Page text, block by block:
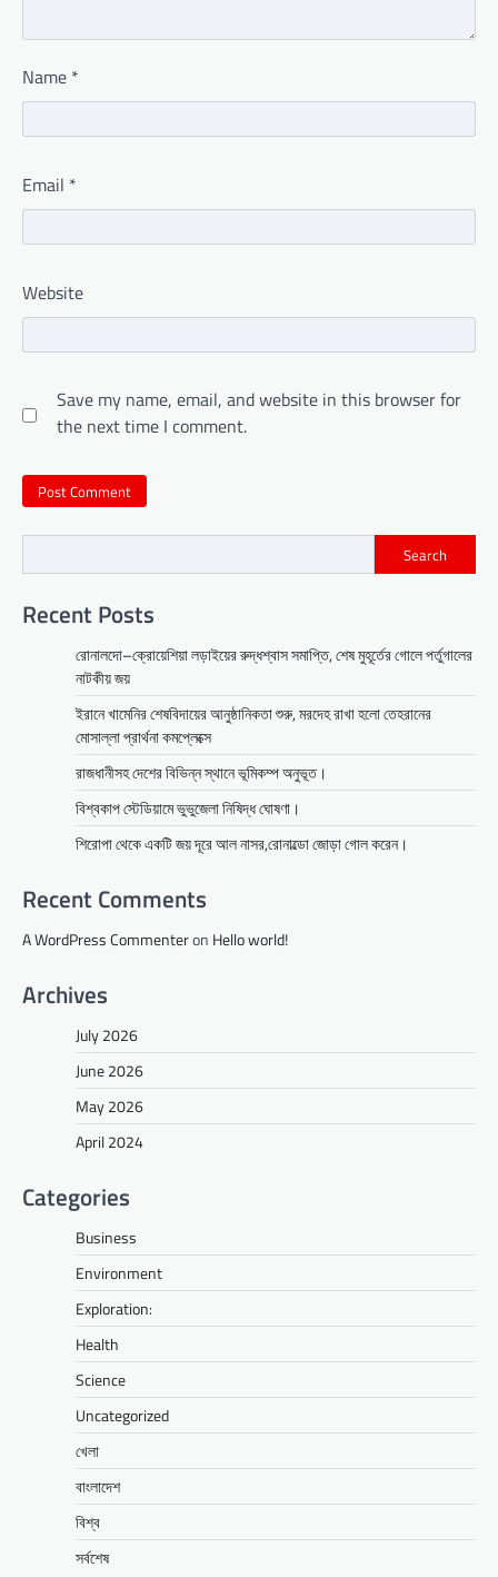
Name *
Email *
Website
Save my name, email, and website in this browser for
the next time I comment.
Search
Recent Posts
রোনালদো–ক্রোয়েশিয়া লড়াইয়ের রুদ্ধশ্বাস সমাপ্তি, শেষ মুহূর্তের গোলে পর্তুগালের
নাটকীয় জয়
ইরানে খামেনির শেষবিদায়ের আনুষ্ঠানিকতা শুরু, মরদেহ রাখা হলো তেহরানের
মোসাল্লা প্রার্থনা কমপ্লেক্সে
রাজধানীসহ দেশের বিভিন্ন স্থানে ভূমিকম্প অনুভূত।
বিশ্বকাপ স্টেডিয়ামে ভুভুজেলা নিষিদ্ধ ঘোষণা।
শিরোপা থেকে একটি জয় দূরে আল নাসর,রোনাল্ডো জোড়া গোল করেন।
Recent Comments
A WordPress Commenteron Hello world!
Archives
July 2026
June 2026
May 2026
April 2024
Categories
Business
Environment
Exploration:
Health
Science
Uncategorized
খেলা
বাংলাদেশ
বিশ্ব
সর্বশেষ